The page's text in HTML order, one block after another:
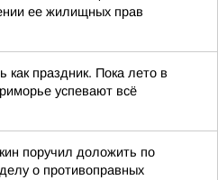
ее жилищных прав
как праздник. Пока лето в
успевают всё
поручил доложить по
о противоправных